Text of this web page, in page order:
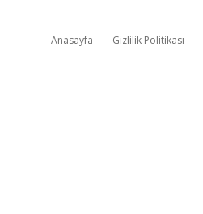
Anasayfa Gizlilik Politikası